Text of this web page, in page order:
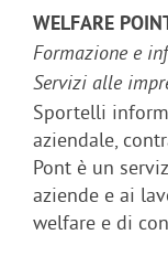
WELFARE
Formazione e
Servizi alle
Sportelli
aziendale,
Pont è un
aziende e ai
welfare e di